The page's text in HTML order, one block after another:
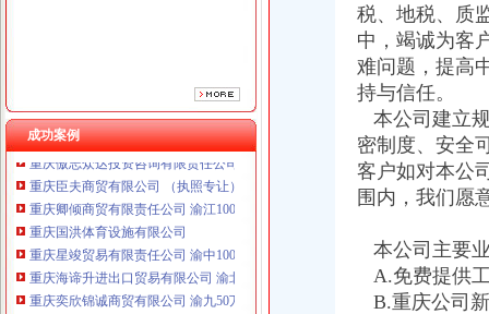
成功案例
重庆鸽牌电线电缆有限公司 渝北10010万 (进出口权)
重庆傲志众达投资咨询有限责任公司 渝九1000万 （增资）
重庆臣夫商贸有限公司 （执照专让）
重庆卿倾商贸有限责任公司 渝江100万 （工商注册）
重庆国洪体育设施有限公司
重庆星竣贸易有限责任公司 渝中100万 （进出口权）
重庆海谛升进出口贸易有限公司 渝北100万 （进出口权）
重庆奕欣锦诚商贸有限公司 渝九50万 （工商注册）
重庆信同广告有限公司 渝沙50万 （工商注册）
税、地税、质
中，竭诚为客
难问题，提高
持与信任。
本公司建立
密制度、安全
客户如对本公
围内，我们愿
本公司主要
A.免费提供
B.重庆公司